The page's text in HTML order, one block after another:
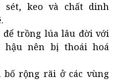
keo và chất dinh
để trồng lúa lâu đời với
hậu nên bị thoái hoá
bố rộng rãi ở các vùng